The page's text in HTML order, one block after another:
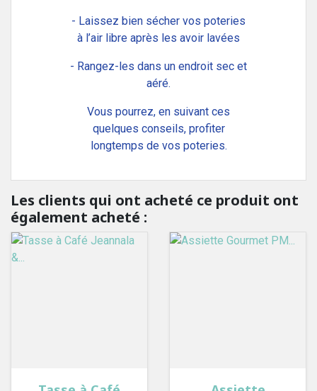
- Laissez bien sécher vos poteries
à l’air libre après les avoir lavées
- Rangez-les dans un endroit sec et
aéré.
Vous pourrez, en suivant ces
quelques conseils, profiter
longtemps de vos poteries.
Les clients qui ont acheté ce produit ont
également acheté :